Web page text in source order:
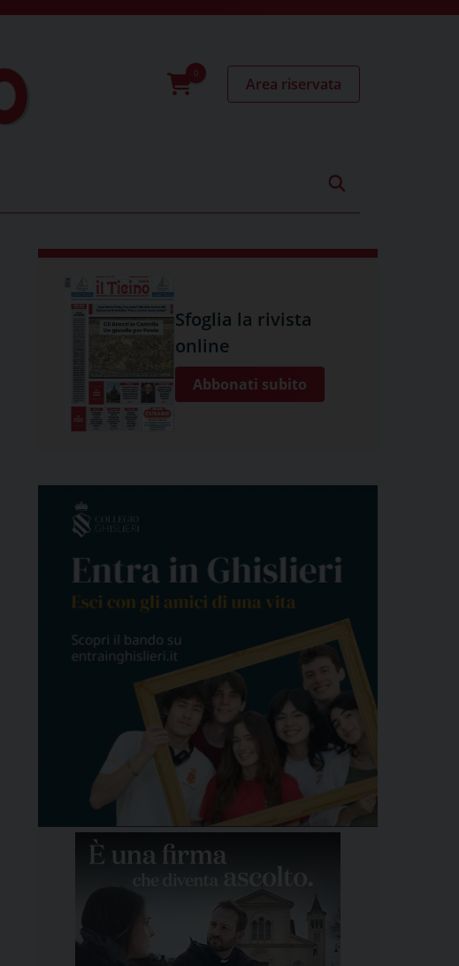
0
Area riservata
Sfoglia la rivista
online
Abbonati subito